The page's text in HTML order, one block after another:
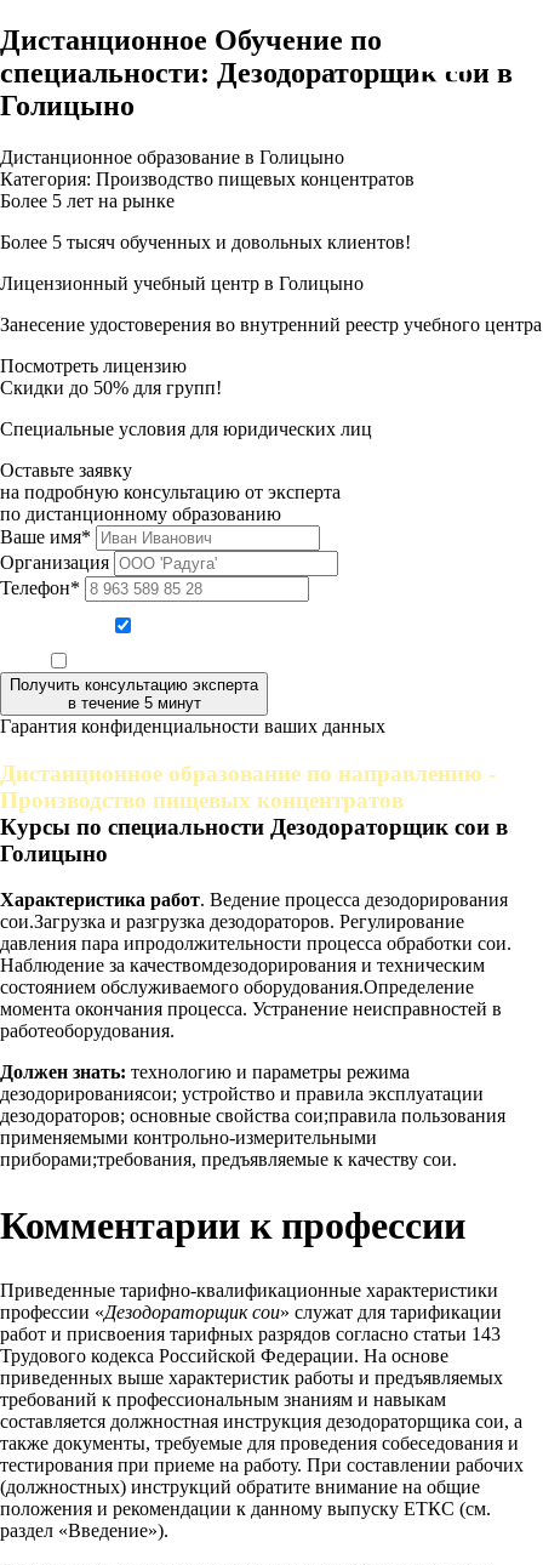
Дистанционное Обучение по
специальности: Дезодораторщик сои в
Голицыно
Дистанционное образование в Голицыно
Категория: Производство пищевых концентратов
Более 5 лет на рынке
Более 5 тысяч обученных и довольных клиентов!
Лицензионный учебный центр в Голицыно
Занесение удостоверения во внутренний реестр учебного центра
Посмотреть лицензию
Скидки до 50% для групп!
Специальные условия для юридических лиц
Оставьте заявку
на подробную консультацию от эксперта
по дистанционному образованию
Ваше имя*
Организация
Телефон*
Получить консультацию эксперта
в течение 5 минут
Гарантия конфиденциальности ваших данных
Дистанционное образование по направлению -
Производство пищевых концентратов
Курсы по специальности Дезодораторщик сои в
Голицыно
Характеристика работ. Ведение процесса дезодорирования
сои.Загрузка и разгрузка дезодораторов. Регулирование
давления пара ипродолжительности процесса обработки сои.
Наблюдение за качествомдезодорирования и техническим
состоянием обслуживаемого оборудования.Определение
момента окончания процесса. Устранение неисправностей в
работеоборудования.
Должен знать: технологию и параметры режима
дезодорированиясои; устройство и правила эксплуатации
дезодораторов; основные свойства сои;правила пользования
применяемыми контрольно-измерительными
приборами;требования, предъявляемые к качеству сои.
Комментарии к профессии
Приведенные тарифно-квалификационные характеристики
профессии «Дезодораторщик сои» служат для тарификации
работ и присвоения тарифных разрядов согласно статьи 143
Трудового кодекса Российской Федерации. На основе
приведенных выше характеристик работы и предъявляемых
требований к профессиональным знаниям и навыкам
составляется должностная инструкция дезодораторщика сои, а
также документы, требуемые для проведения собеседования и
тестирования при приеме на работу. При составлении рабочих
(должностных) инструкций обратите внимание на общие
положения и рекомендации к данному выпуску ЕТКС (см.
раздел «Введение»).